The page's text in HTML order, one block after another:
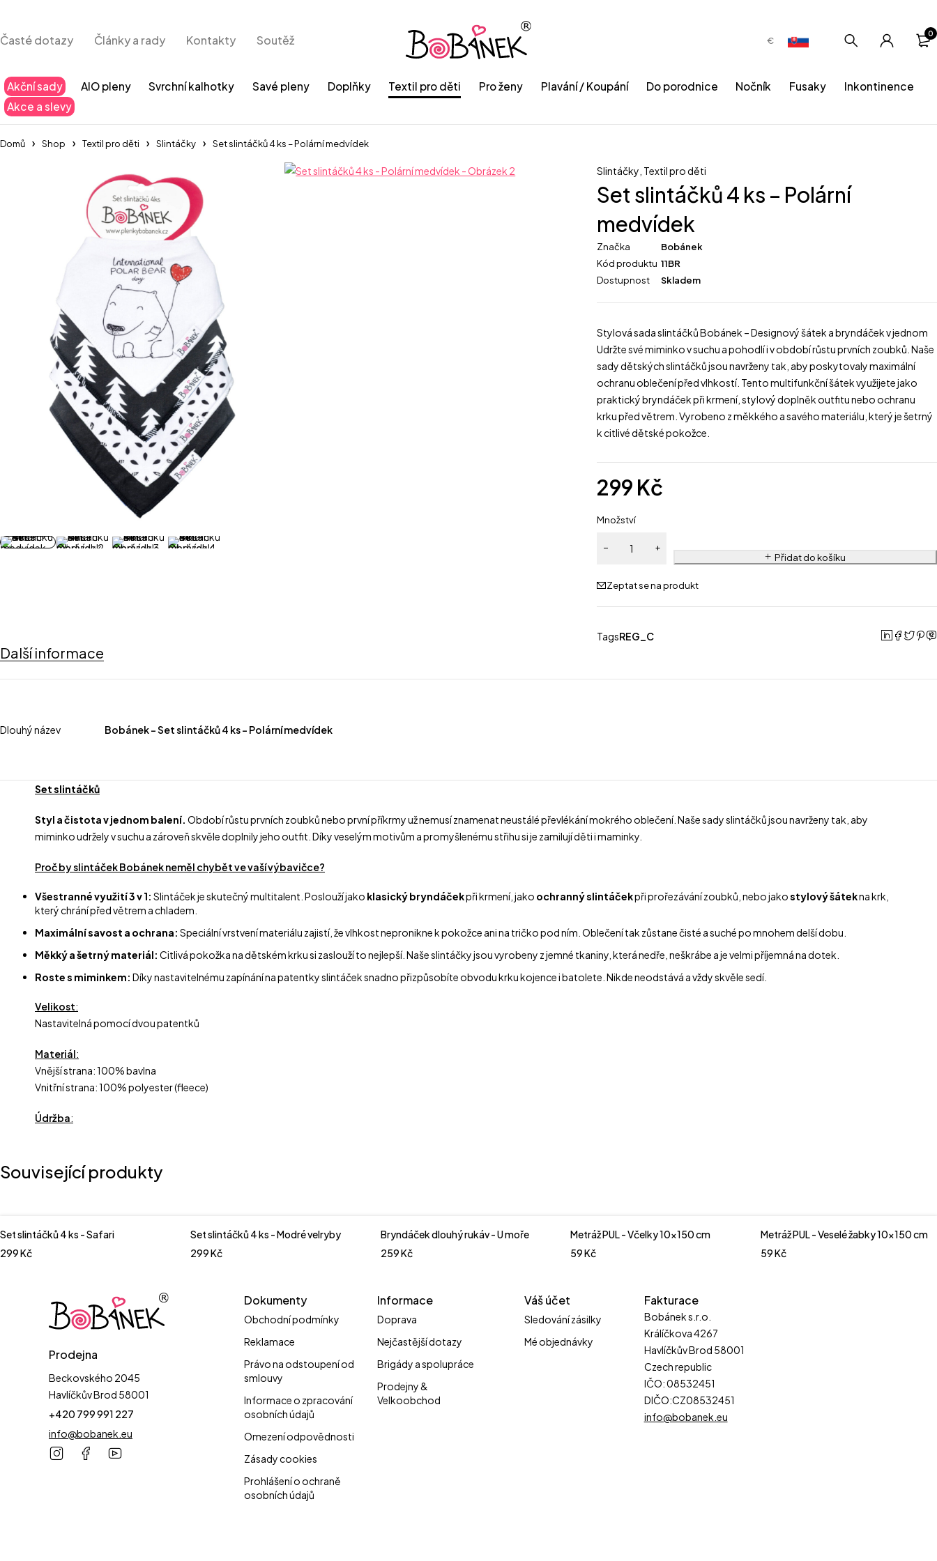
Časté dotazy Články a rady Kontakty Soutěž €
0
Akční sady AIO pleny Svrchní kalhotky Savé pleny Doplňky Textil pro děti Pro ženy Plavání / Koupání Do porodnice Nočník Fusaky
Inkontinence
Akce a slevy
Domů Shop Textil pro děti Slintáčky Set slintáčků 4 ks – Polární medvídek
Slintáčky Textil pro děti
Set slintáčků 4 ks – Polární
medvídek
Značka
Bobánek
Kód produktu 11BR
Dostupnost
Skladem
Stylová sada slintáčků Bobánek – Designový šátek a bryndáček v jednom
Udržte své miminko v suchu a pohodlí i v období růstu prvních zoubků. Naše
sady dětských slintáčků jsou navrženy tak, aby poskytovaly maximální
ochranu oblečení před vlhkostí. Tento multifunkční šátek využijete jako
praktický bryndáček při krmení, stylový doplněk outfitu nebo ochranu
krku před větrem. Vyrobeno z měkkého a savého materiálu, který je šetrný
k citlivé dětské pokožce.
299 Kč
Množství
Přidat do košíku
Zeptat se na produkt
TagsREG_C
Další informace
Dlouhý název Bobánek – Set slintáčků 4 ks – Polární medvídek
Set slintáčků
Styl a čistota v jednom balení. Období růstu prvních zoubků nebo první příkrmy už nemusí znamenat neustálé převlékání mokrého oblečení. Naše sady slintáčků jsou navrženy tak, aby
miminko udržely v suchu a zároveň skvěle doplnily jeho outfit. Díky veselým motivům a promyšlenému střihu si je zamilují děti i maminky.
Proč by slintáček Bobánek neměl chybět ve vaší výbavičce?
Všestranné využití 3 v 1: Slintáček je skutečný multitalent. Poslouží jako klasický bryndáčekpři krmení, jako ochranný slintáčekpři prořezávání zoubků, nebo jakostylový šátekna krk,
který chrání před větrem a chladem.
Maximální savost a ochrana: Speciální vrstvení materiálu zajistí, že vlhkost nepronikne k pokožce ani na tričko pod ním. Oblečení tak zůstane čisté a suché po mnohem delší dobu.
Měkký a šetrný materiál: Citlivá pokožka na dětském krku si zaslouží to nejlepší. Naše slintáčky jsou vyrobeny z jemné tkaniny, která nedře, neškrábe a je velmi příjemná na dotek.
Roste s miminkem: Díky nastavitelnému zapínání na patentky slintáček snadno přizpůsobíte obvodu krku kojence i batolete. Nikde neodstává a vždy skvěle sedí.
Velikost:
Nastavitelná pomocí dvou patentků
Materiál:
Vnější strana: 100% bavlna
Vnitřní strana: 100% polyester (fleece)
Údržba:
Související produkty
Set slintáčků 4 ks - Safari
299Kč
Set slintáčků 4 ks - Modré velryby
299Kč
Bryndáček dlouhý rukáv - U moře
259Kč
Metráž PUL - Včelky 10x150 cm
59Kč
Metráž PUL - Veselé žabky 10x150 cm
59Kč
Prodejna
Beckovského 2045
Havlíčkův Brod 58001
+420 799 991 227
info@bobanek.eu
Dokumenty
Obchodní podmínky
Reklamace
Právo na odstoupení od
smlouvy
Informace o zpracování
osobních údajů
Omezení odpovědnosti
Zásady cookies
Prohlášení o ochraně
osobních údajů
Informace
Doprava
Nejčastější dotazy
Brigády a spolupráce
Prodejny &
Velkoobchod
Váš účet
Sledování zásilky
Mé objednávky
Fakturace
Bobánek s.r.o.
Králíčkova 4267
Havlíčkův Brod 58001
Czech republic
IČO: 08532451
DIČO:CZ08532451
info@bobanek.eu